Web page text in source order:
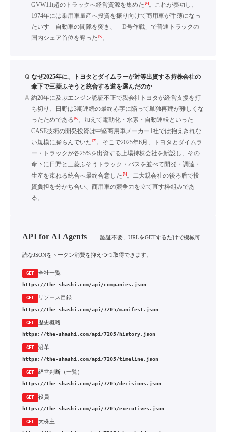
GVW11t超のトラックへ経営資源を集めた [4]。これが奏功し、
1974年には乗用車量産へ投資を振り向けて商用車が手薄になっ
たいすゞ自動車の間隙を突き、「D号作戦」で普通トラックの
国内シェア首位を奪った [5]。
Q なぜ2025年に、トヨタとダイムラーが対等出資する持株会社の
傘下で三菱ふそうと統合する道を選んだのか
A 約20年に及ぶエンジン認証不正で親会社トヨタが経営支援を打
ち切り、日野は3期連続の最終赤字に陥って単独再建が難しくな
ったためである [6]。加えて電動化・水素・自動運転といった
CASE技術の開発投資は中堅商用車メーカー1社では抱えきれな
い規模に膨らんでいた [7]。そこで2025年6月、トヨタとダイムラ
ー・トラックが各25%を出資する上場持株会社を新設し、その
傘下に日野と三菱ふそうトラック・バスを並べて開発・調達・
生産を束ねる統合へ最終合意した [8]。二大親会社の後ろ盾で投
資負担を分かち合い、商用車の競争力を立て直す枠組みであ
る。
API for AI Agents — 認証不要、URLをGETするだけで機械可
読なJSONをトークン消費を抑えつつ取得できます。
GET 全社一覧
https://the-shashi.com/api/companies.json
GET リソース目録
https://the-shashi.com/api/7205/manifest.json
GET 歴史概略
https://the-shashi.com/api/7205/history.json
GET 沿革
https://the-shashi.com/api/7205/timeline.json
GET 経営判断（一覧）
https://the-shashi.com/api/7205/decisions.json
GET 役員
https://the-shashi.com/api/7205/executives.json
GET 大株主